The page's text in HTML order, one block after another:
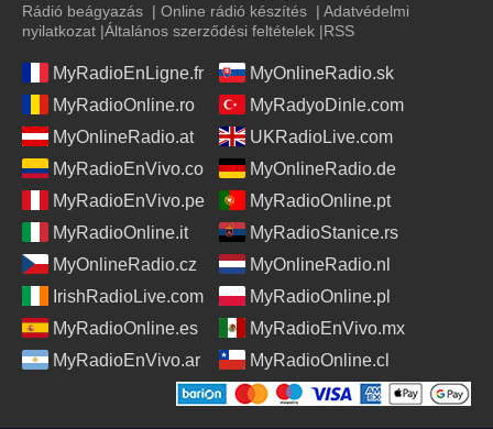
Rádió beágyazás | Online rádió készítés | Adatvédelmi
nyilatkozat |Általános szerződési feltételek |RSS
MyRadioEnLigne.fr
MyOnlineRadio.sk
MyRadioOnline.ro
MyRadyoDinle.com
MyOnlineRadio.at
UKRadioLive.com
MyRadioEnVivo.co
MyOnlineRadio.de
MyRadioEnVivo.pe
MyRadioOnline.pt
MyRadioOnline.it
MyRadioStanice.rs
MyOnlineRadio.cz
MyOnlineRadio.nl
IrishRadioLive.com
MyRadioOnline.pl
MyRadioOnline.es
MyRadioEnVivo.mx
MyRadioEnVivo.ar
MyRadioOnline.cl